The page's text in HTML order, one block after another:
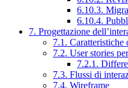
6.10.3.
6.10.4.
7. Progettazione
7.1. Caratteristiche
7.2. User stories
7.2.1.
7.3. Flussi di
7.4. Wireframe